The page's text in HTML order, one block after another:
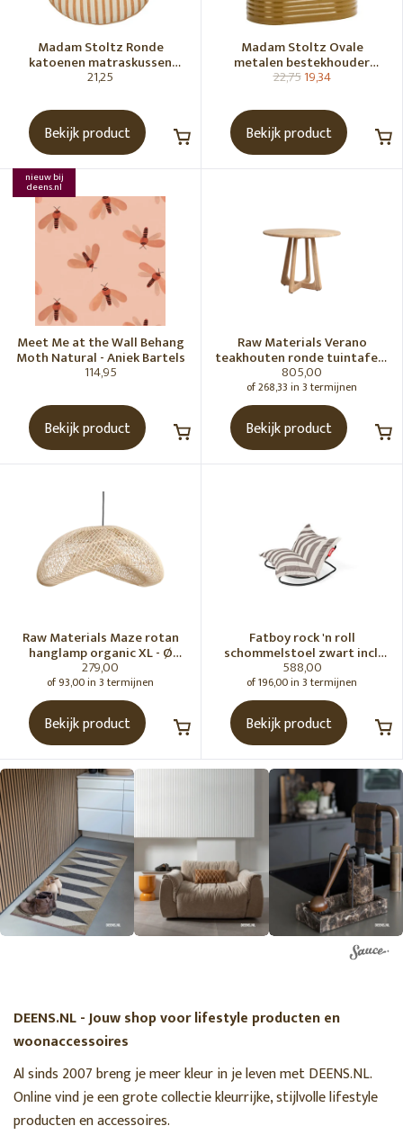
Madam Stoltz Ronde
katoenen matraskussen
Gebroken wit, donkere
21,25
Bekijk product
Madam Stoltz Ovale
metalen bestekhouder
Tapenade
22,7519,34
Bekijk product
nieuw bij
deens.nl
Meet Me at the Wall Behang
Moth Natural - Aniek Bartels
114,95
Bekijk product
Raw Materials Verano
teakhouten ronde tuintafel -
Ø100 cm
805,00
of 268,33 in 3 termijnen
Bekijk product
Raw Materials Maze rotan
hanglamp organic XL - Ø
75x31 cm
279,00
of 93,00 in 3 termijnen
Bekijk product
Fatboy rock 'n roll
schommelstoel zwart incl.
original Outdoor zitzak
Stripe Cacao
588,00
of 196,00 in 3 termijnen
Bekijk product
DEENS.NL - Jouw shop voor lifestyle producten en
woonaccessoires
Al sinds 2007 breng je meer kleur in je leven met DEENS.NL.
Online vind je een grote collectie kleurrijke, stijlvolle lifestyle
producten en accessoires.